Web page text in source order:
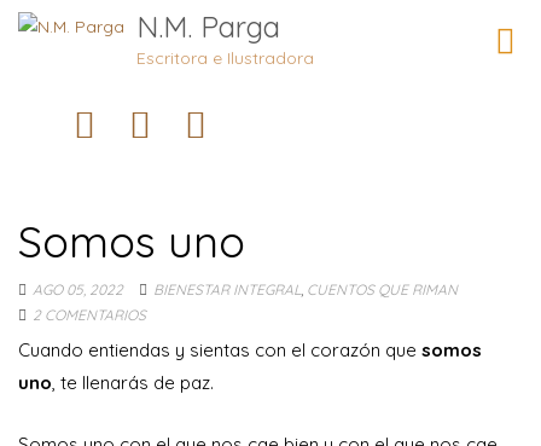
N.M. Parga
Escritora e Ilustradora
Somos uno
AGO 05, 2022 BIENESTAR INTEGRAL, CUENTOS QUE RIMAN
2 COMENTARIOS
Cuando entiendas y sientas con el corazón que somos
uno, te llenarás de paz.